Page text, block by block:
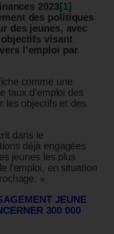
2023 [1]
des politiques
des jeunes, avec
visant
l’emploi par
comme une
taux d’emploi des
les objectifs et des
dans le
déjà engagées
jeunes les plus
l’emploi, en situation
»
JEUNE
300 000